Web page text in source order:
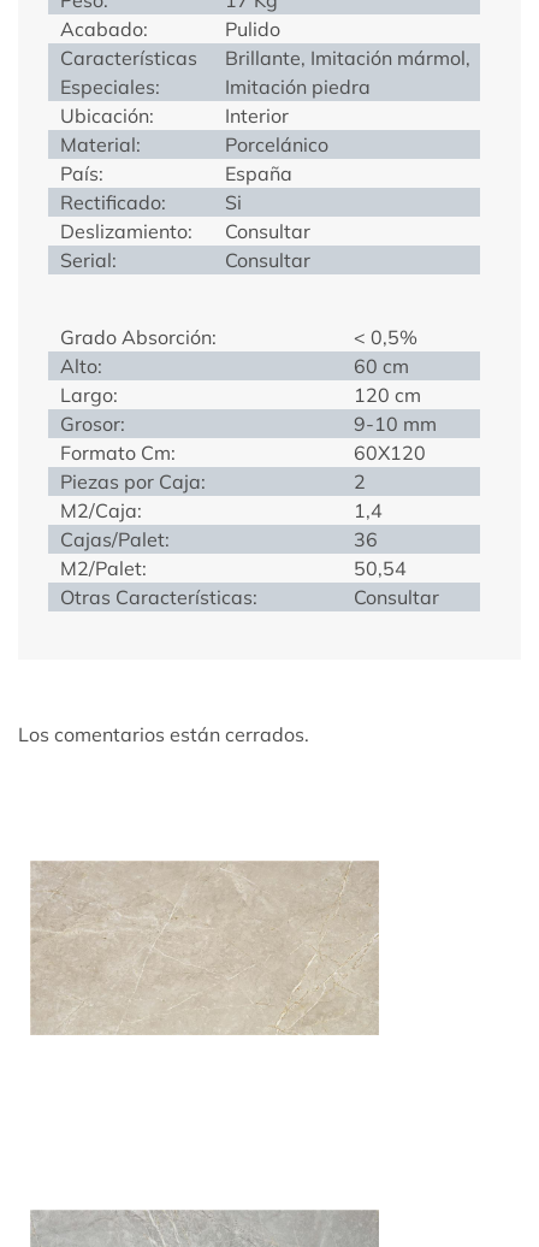
Acabado:
Pulido
Características
Especiales:
Brillante, Imitación mármol,
Imitación piedra
Ubicación:
Interior
Material:
Porcelánico
País:
España
Rectificado:
Si
Deslizamiento:
Consultar
Serial:
Consultar
Grado Absorción:
< 0,5%
Alto:
60 cm
Largo:
120 cm
Grosor:
9-10 mm
Formato Cm:
60X120
Piezas por Caja:
2
M2/Caja:
1,4
Cajas/Palet:
36
M2/Palet:
50,54
Otras Características:
Consultar
Los comentarios están cerrados.